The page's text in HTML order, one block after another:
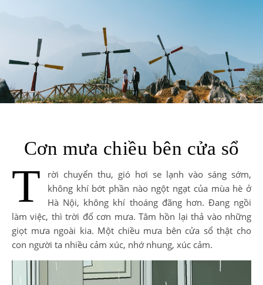
Cơn mưa chiều bên cửa sổ
T
rời chuyển thu, gió hơi se lạnh vào sáng sớm,
không khí bớt phần nào ngột ngạt của mùa hè ở
Hà Nội, không khí thoáng đãng hơn. Đang ngồi
làm việc, thì trời đổ cơn mưa. Tâm hồn lại thả vào những
giọt mưa ngoài kia. Một chiều mưa bên cửa sổ thật cho
con người ta nhiều cảm xúc, nhớ nhung, xúc cảm.